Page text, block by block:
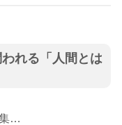
れる「人間とは
…